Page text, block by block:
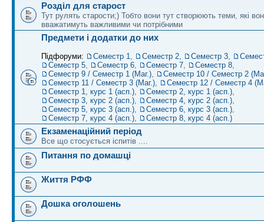
Розділ для старост
Тут рулять старости;) Тобто вони тут створюють теми, які
вважатимуть важливими чи потрібними
Предмети і додатки до них
Підфоруми: Семестр 1, Семестр 2, Семестр 3,
Семестр 5, Семестр 6, Семестр 7, Семестр 8,
Семестр 9 / Семестр 1 (Маг.),
Семестр 10 / Семестр 2
Семестр 11 / Семестр 3 (Маг.),
Семестр 12 / Семестр 4
Семестр 1, курс 1 (асп.), Семестр 2, курс 1 (асп.),
Семестр 3, курс 2 (асп.), Семестр 4, курс 2 (асп.),
Семестр 5, курс 3 (асп.), Семестр 6, курс 3 (асп.),
Семестр 7, курс 4 (асп.), Семестр 8, курс 4 (асп.)
Екзаменаційний період
Все що стосується іспитів ....
Питання по домашці
Життя РФФ
Дошка оголошень